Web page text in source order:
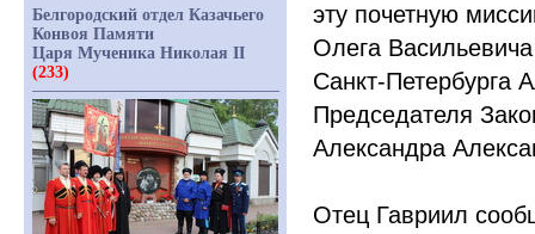
эту почетную
Олега
Санкт-Петербурга
Председателя
Александра
Отец Гавриил
Белгородский отдел Казачьего
Конвоя Памяти
Царя Мученика Николая II
(233)